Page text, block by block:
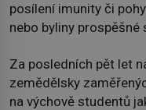
posílení imunity či
nebo byliny
Za posledních pět let
zemědělsky
na výchově studentů